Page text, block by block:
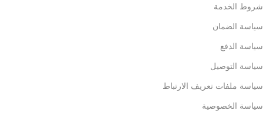
شروط الخدمة
سياسة الضمان
سياسة الدفع
سياسة التوصيل
سياسة ملفات تعريف الارتباط
سياسة الخصوصية